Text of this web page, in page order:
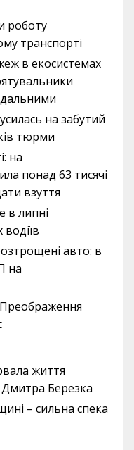
роботу
транспорті
в екосистемах
на забутий
тюрми
на
понад 63 тисячі
взуття
в липні
авто: в
на
життя
Березка
– сильна спека